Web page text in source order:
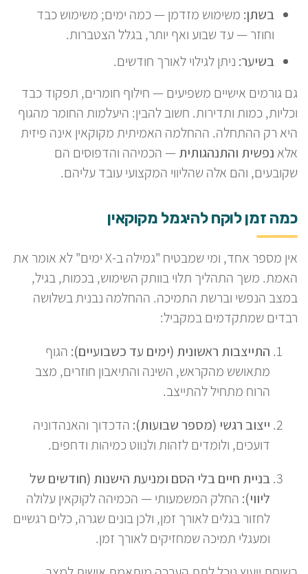
בשתן: משימוש מזדמן — כמה ימים; משימוש כבד
וחוזר — עד שבוע ואף יותר, בגלל הצטברות.
בשיער: ניתן לגילוי לאורך חודשים.
גם גורמים אישיים משפיעים — חילוף חומרים, תפקוד כבד
וכליות, כמות ותדירות. חשוב להבין: היעלמות החומר מהגוף
היא רק ההתחלה. ההחלמה האמיתית מקוקאין אינה פיזית
אלא נפשית והתנהגותית— הכמיהה והדפוסים הם
שקובעים, והם אלה שהליווי המקצועי עובד עליהם.
כמה זמן לוקח להיגמל מקוקאין
אין מספר אחד, ומי שמבטיח "גמילה ב-X ימים" לא אומר את
האמת. משך התהליך תלוי בוותק השימוש, בכמות, בגיל,
במצב הנפשי וברשת התמיכה. ההחלמה נבנית בשלושה
רבדים שמתקדמים במקביל:
התייצבות ראשונית (ימים עד כשבועיים): הגוף
מתאושש מהקראש, השינה והתיאבון חוזרים, מצב
הרוח מתחיל להתייצב.
ייצוב רגשי (מספר שבועות): הדכדוך והאנהדוניה
דועכים, ולומדים לזהות ולנווט כמיהות ודחפים.
בניית חיים בלי הסם ומניעת הישנות (חודשים של
ליווי): החלק המשמעותי — הכמיהה לקוקאין עלולה
לחזור בגלים לאורך זמן, ולכן בונים שגרה, כלים רגשיים
ומעגלי תמיכה שמחזיקים לאורך זמן.